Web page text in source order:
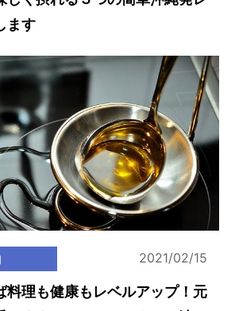
ます
2021/02/15
料理も健康もレベルアップ！元